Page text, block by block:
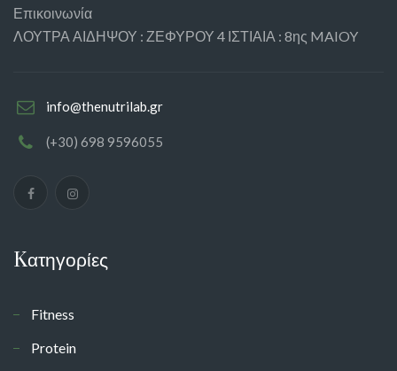
Επικοινωνία
ΛΟΥΤΡΑ ΑΙΔΗΨΟΥ : ΖΕΦΥΡΟΥ 4 ΙΣΤΙΑΙΑ : 8ης MAIOY
info@thenutrilab.gr
(+30) 698 9596055
Kατηγορίες
Fitness
Protein